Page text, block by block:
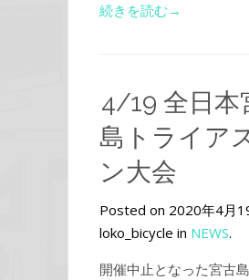
続きを読む→
4/19 全日本
島トライア
ン大会
Posted on 2020年4月
loko_bicycle in NEWS.
開催中止となった宮古